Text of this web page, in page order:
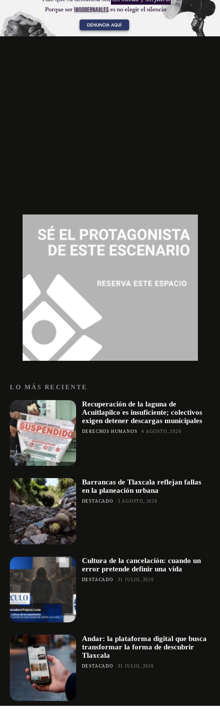
LO MÁS RECIENTE
Recuperación de la laguna de
Acuitlapilco es insuficiente; colectivos
exigen detener descargas municipales
DERECHOS HUMANOS 4 AGOSTO, 2026
Barrancas de Tlaxcala reflejan fallas
en la planeación urbana
DESTACADO 3 AGOSTO, 2026
Cultura de la cancelación: cuando un
error pretende definir una vida
DESTACADO 31 JULIO, 2026
Andar: la plataforma digital que busca
transformar la forma de descubrir
Tlaxcala
DESTACADO 31 JULIO, 2026